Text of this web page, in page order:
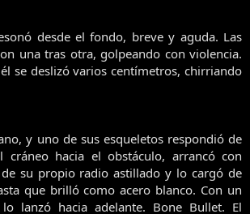
desde el fondo, breve y aguda. Las
una tras otra, golpeando con violencia.
se deslizó varios centímetros, chirriando
y uno de sus esqueletos respondió de
cráneo hacia el obstáculo, arrancó con
su propio radio astillado y lo cargó de
que brilló como acero blanco. Con un
lanzó hacia adelante. Bone Bullet. El